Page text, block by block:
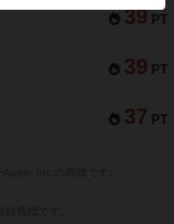
39 PT
39 PT
37 PT